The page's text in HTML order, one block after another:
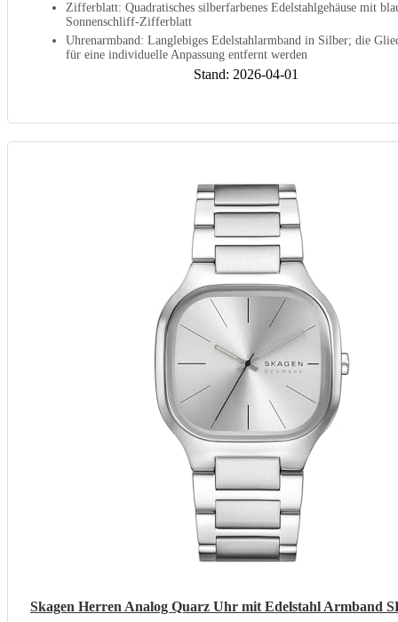
Zifferblatt: Quadratisches silberfarbenes Edelstahlgehäuse mit
Sonnenschliff-Zifferblatt
Uhrenarmband: Langlebiges Edelstahlarmband in Silber; die
für eine individuelle Anpassung entfernt werden
Stand: 2026-04-01
Skagen Herren Analog Quarz Uhr mit Edelstahl Armband